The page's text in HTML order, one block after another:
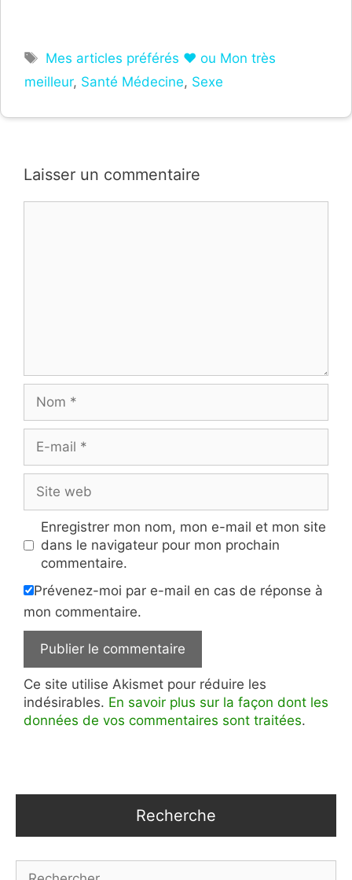
Étiquettes
Mes articles préférés ❤ ou Mon très
meilleur, Santé Médecine, Sexe
Laisser un commentaire
mail
web
Enregistrer mon nom, mon e-mail et mon site
dans le navigateur pour mon prochain
commentaire.
Prévenez-moi par e-mail en cas de réponse à
mon commentaire.
Ce site utilise Akismet pour réduire les
indésirables. En savoir plus sur la façon dont les
données de vos commentaires sont traitées.
Recherche